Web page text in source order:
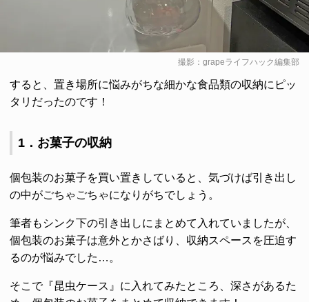
撮影：grapeライフハック編集部
すると、置き場所に悩みがちな細かな食品類の収納にピッ
タリだったのです！
1．お菓子の収納
個包装のお菓子を買い置きしていると、気づけば引き出し
の中がごちゃごちゃになりがちでしょう。
筆者もシンク下の引き出しにまとめて入れていましたが、
個包装のお菓子は意外とかさばり、収納スペースを圧迫す
るのが悩みでした…。
そこで『昆虫ケース』に入れてみたところ、深さがあるた